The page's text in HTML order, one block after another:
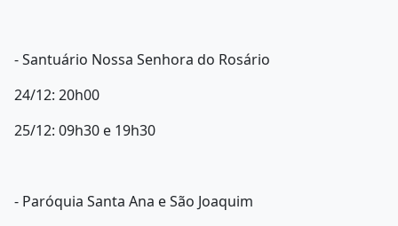
- Santuário Nossa Senhora do Rosário
24/12: 20h00
25/12: 09h30 e 19h30
- Paróquia Santa Ana e São Joaquim